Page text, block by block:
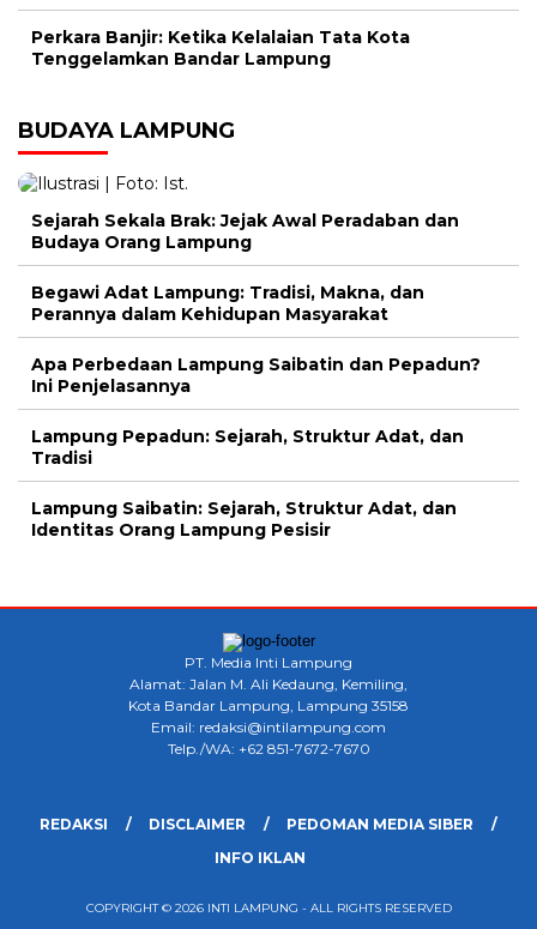
Perkara Banjir: Ketika Kelalaian Tata Kota
Tenggelamkan Bandar Lampung
BUDAYA LAMPUNG
Sejarah Sekala Brak: Jejak Awal Peradaban dan
Budaya Orang Lampung
Begawi Adat Lampung: Tradisi, Makna, dan
Perannya dalam Kehidupan Masyarakat
Apa Perbedaan Lampung Saibatin dan Pepadun?
Ini Penjelasannya
Lampung Pepadun: Sejarah, Struktur Adat, dan
Tradisi
Lampung Saibatin: Sejarah, Struktur Adat, dan
Identitas Orang Lampung Pesisir
PT. Media Inti Lampung
Alamat: Jalan M. Ali Kedaung, Kemiling,
Kota Bandar Lampung, Lampung 35158
Email: redaksi@intilampung.com
Telp./WA: +62 851-7672-7670
REDAKSI DISCLAIMER
PEDOMAN MEDIA SIBER
INFO IKLAN
COPYRIGHT © 2026 INTI LAMPUNG - ALL RIGHTS RESERVED